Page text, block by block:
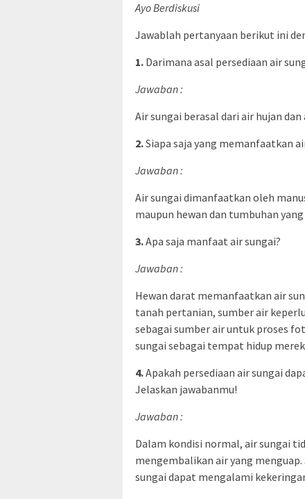
Ayo Berdiskusi
Jawablah pertanyaan berikut ini
1. Darimana asal persediaan air
Jawaban :
Air sungai berasal dari air hujan
2.Siapa saja yang memanfaatkan
Jawaban :
Air sungai dimanfaatkan oleh
maupun hewan dan tumbuhan
3.Apa saja manfaat air sungai?
Jawaban :
Hewan darat memanfaatkan air
tanah pertanian, sumber air
sebagai sumber air untuk proses
sungai sebagai tempat hidup
4.Apakah persediaan air sungai
Jelaskan jawabanmu!
Jawaban :
Dalam kondisi normal, air sungai
mengembalikan air yang
sungai dapat mengalami